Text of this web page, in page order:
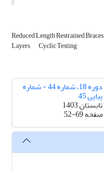
Reduced Length Restrained Braces
Layers Cyclic Testing
دوره 18، شماره 44 - شماره
پیاپی 45
تابستان 1403
صفحه52-69